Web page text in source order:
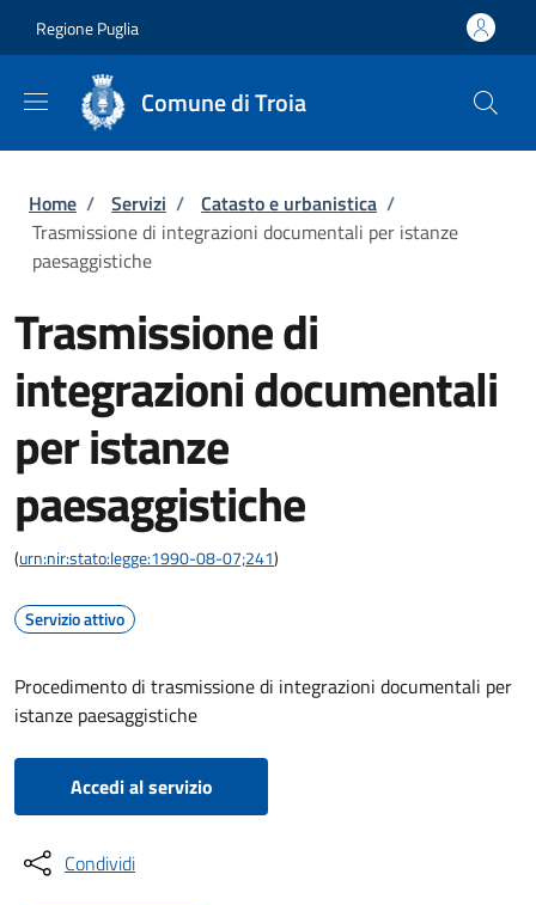
Regione Puglia
Comune di Troia
Briciole di pane
Home / Servizi / Catasto e urbanistica /
Trasmissione di integrazioni documentali per istanze
paesaggistiche
Trasmissione di
integrazioni documentali
per istanze
paesaggistiche
(urn:nir:stato:legge:1990-08-07;241)
Servizio attivo
Procedimento di trasmissione di integrazioni documentali per
istanze paesaggistiche
Accedi al servizio
Condividi